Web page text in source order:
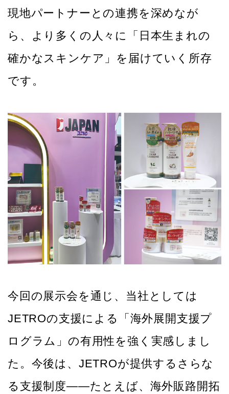
現地パートナーとの連携を深めなが
ら、より多くの人々に「日本生まれの
確かなスキンケア」を届けていく所存
です。
今回の展示会を通じ、当社としては
JETROの支援による「海外展開支援プ
ログラム」の有用性を強く実感しまし
た。今後は、JETROが提供するさらな
る支援制度――たとえば、海外販路開拓